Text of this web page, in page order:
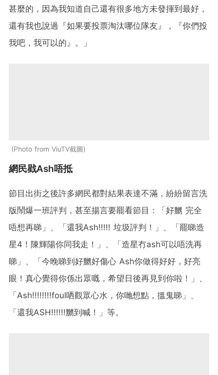
甚麼的，因為我知道自己還有很多地方未發揮到最好，
還有我也說過『如果要投票淘汰哪位隊友』，『你們投
我吧，我可以的』。」
Photo from ViuTV截圖
網民戥Ash唔抵
節目出街之後許多網民都對結果表達不滿，紛紛留言洗
版鬧爆一班評判，甚至揚言要罷看節目：「好嬲 完全
唔想再睇」、「還我Ash!!!!! 垃圾評判！」、「罷睇造
星4！陳輝陽你同我走！」、「造星冇ash可以唔洗再
睇」、「今晚睇到好嬲好傷心 Ash你做得好好，好亮
眼！真心覺得你係出眾嘅，希望日後再見到你啦！」、
「Ash!!!!!!!!foul哂觀眾心水，你哋想點，搵鬼睇」、
「還我ASH!!!!!!嬲到喊！」等。